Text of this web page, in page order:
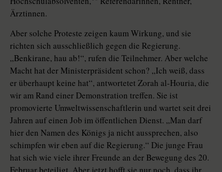
Ärztinnen.
Aber solche Proteste zeigen kaum Wirkung, und sie
richten sich ausschließlich gegen die Regierung.
„Benkirane, hau ab!“, rufen die Teilnehmer. Aber welche
Macht hat der Ministerpräsident schon? „Ich weiß, dass
er überhaupt keine hat“, antwortetet Zorah al-Houria, die
wir am Rand einer Demonstration treffen. Sie ist
promovierte Umweltwissenschaftlerin und wartet seit drei
Jahren auf einen Job im öffentlichen Dienst. „Man darf
hier den Namen des Königs ja nicht aussprechen, also
schimpfen wir eben auf die Regierung.“ Die junge Frau
hat sich wie viele ihrer Freunde an der Bewegung des 20.
Februar beteiligt. Aber jetzt hofft sie nur noch, dass ihr